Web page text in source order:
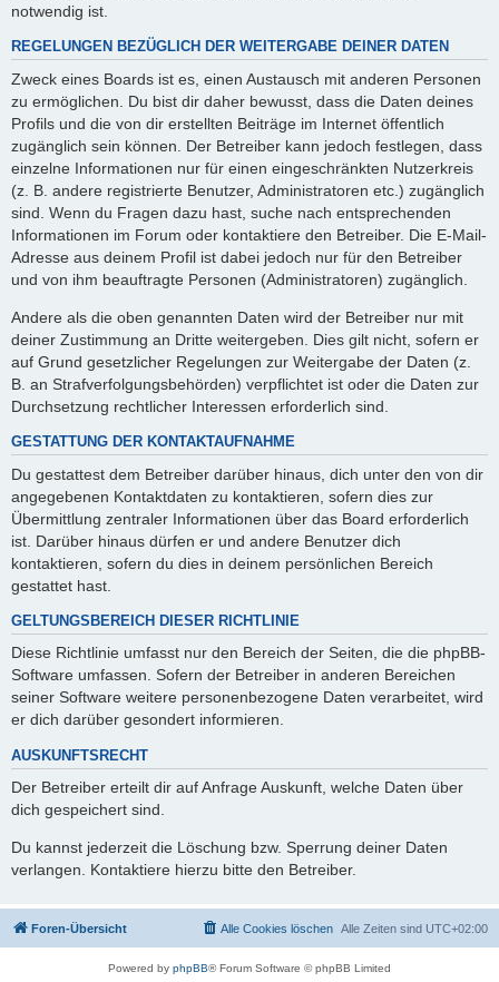
notwendig ist.
REGELUNGEN BEZÜGLICH DER WEITERGABE DEINER DATEN
Zweck eines Boards ist es, einen Austausch mit anderen Personen
zu ermöglichen. Du bist dir daher bewusst, dass die Daten deines
Profils und die von dir erstellten Beiträge im Internet öffentlich
zugänglich sein können. Der Betreiber kann jedoch festlegen, dass
einzelne Informationen nur für einen eingeschränkten Nutzerkreis
(z. B. andere registrierte Benutzer, Administratoren etc.) zugänglich
sind. Wenn du Fragen dazu hast, suche nach entsprechenden
Informationen im Forum oder kontaktiere den Betreiber. Die E-Mail-
Adresse aus deinem Profil ist dabei jedoch nur für den Betreiber
und von ihm beauftragte Personen (Administratoren) zugänglich.
Andere als die oben genannten Daten wird der Betreiber nur mit
deiner Zustimmung an Dritte weitergeben. Dies gilt nicht, sofern er
auf Grund gesetzlicher Regelungen zur Weitergabe der Daten (z.
B. an Strafverfolgungsbehörden) verpflichtet ist oder die Daten zur
Durchsetzung rechtlicher Interessen erforderlich sind.
GESTATTUNG DER KONTAKTAUFNAHME
Du gestattest dem Betreiber darüber hinaus, dich unter den von dir
angegebenen Kontaktdaten zu kontaktieren, sofern dies zur
Übermittlung zentraler Informationen über das Board erforderlich
ist. Darüber hinaus dürfen er und andere Benutzer dich
kontaktieren, sofern du dies in deinem persönlichen Bereich
gestattet hast.
GELTUNGSBEREICH DIESER RICHTLINIE
Diese Richtlinie umfasst nur den Bereich der Seiten, die die phpBB-
Software umfassen. Sofern der Betreiber in anderen Bereichen
seiner Software weitere personenbezogene Daten verarbeitet, wird
er dich darüber gesondert informieren.
AUSKUNFTSRECHT
Der Betreiber erteilt dir auf Anfrage Auskunft, welche Daten über
dich gespeichert sind.
Du kannst jederzeit die Löschung bzw. Sperrung deiner Daten
verlangen. Kontaktiere hierzu bitte den Betreiber.
Foren-Übersicht Alle Zeiten sind UTC+02:00
Alle Cookies löschen
Powered by phpBB® Forum Software © phpBB Limited